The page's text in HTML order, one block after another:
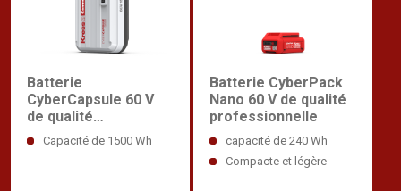
Batterie
CyberCapsule 60 V
de qualité
professionnelle
Capacité de 1500 Wh
Batterie CyberPack
Nano 60 V de qualité
professionnelle
capacité de 240 Wh
Compacte et légère